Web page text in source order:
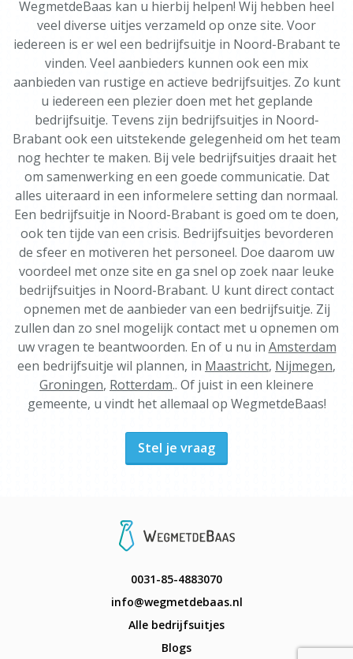
WegmetdeBaas kan u hierbij helpen! Wij hebben heel
veel diverse uitjes verzameld op onze site. Voor
iedereen is er wel een bedrijfsuitje in Noord-Brabant te
vinden. Veel aanbieders kunnen ook een mix
aanbieden van rustige en actieve bedrijfsuitjes. Zo kunt
u iedereen een plezier doen met het geplande
bedrijfsuitje. Tevens zijn bedrijfsuitjes in Noord-
Brabant ook een uitstekende gelegenheid om het team
nog hechter te maken. Bij vele bedrijfsuitjes draait het
om samenwerking en een goede communicatie. Dat
alles uiteraard in een informelere setting dan normaal.
Een bedrijfsuitje in Noord-Brabant is goed om te doen,
ook ten tijde van een crisis. Bedrijfsuitjes bevorderen
de sfeer en motiveren het personeel. Doe daarom uw
voordeel met onze site en ga snel op zoek naar leuke
bedrijfsuitjes in Noord-Brabant. U kunt direct contact
opnemen met de aanbieder van een bedrijfsuitje. Zij
zullen dan zo snel mogelijk contact met u opnemen om
uw vragen te beantwoorden. En of u nu in Amsterdam
een bedrijfsuitje wil plannen, in Maastricht, Nijmegen,
Groningen, Rotterdam.. Of juist in een kleinere
gemeente, u vindt het allemaal op WegmetdeBaas!
Stel je vraag
0031-85-4883070
info@wegmetdebaas.nl
Alle bedrijfsuitjes
Blogs